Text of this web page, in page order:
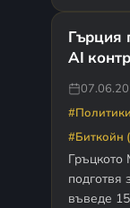
Гърция
AI
#Биткойн
Гръцкото
подготвя
въведе